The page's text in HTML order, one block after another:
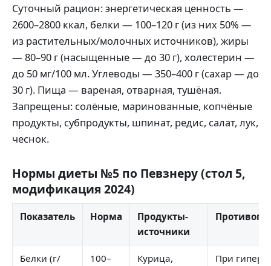
Суточный рацион: энергетическая ценность —
2600–2800 ккал, белки — 100–120 г (из них 50% —
из растительных/молочных источников), жиры
— 80–90 г (насыщенные — до 30 г), холестерин —
до 50 мг/100 мл. Углеводы — 350–400 г (сахар — до
30 г). Пища — вареная, отварная, тушёная.
Запрещены: солёные, маринованные, копчёные
продукты, субпродукты, шпинат, редис, салат, лук,
чеснок.
Нормы диеты №5 по Певзнеру (стол 5,
модификация 2024)
Показатель Норма
Продукты-
источники
Белки (г/ 100– Курица, При